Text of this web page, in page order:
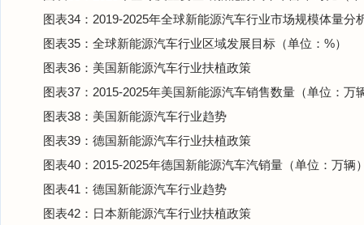
图表34：2019-2025年全球新能源汽车行业市场规模体量分
图表35：全球新能源汽车行业区域发展目标（单位：%）
图表36：美国新能源汽车行业扶植政策
图表37：2015-2025年美国新能源汽车销售数量（单位：万
图表38：美国新能源汽车行业趋势
图表39：德国新能源汽车行业扶植政策
图表40：2015-2025年德国新能源汽车汽销量（单位：万辆
图表41：德国新能源汽车行业趋势
图表42：日本新能源汽车行业扶植政策